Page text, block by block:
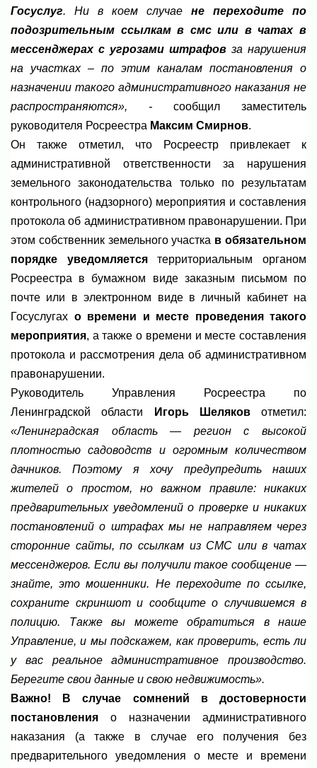
Госуслуг. Ни в коем случае не переходите по
подозрительным ссылкам в смс или в чатах в
мессенджерах с угрозами штрафов за нарушения
на участках – по этим каналам постановления о
назначении такого административного наказания не
распространяются», - сообщил заместитель
руководителя Росреестра Максим Смирнов.
Он также отметил, что Росреестр привлекает к
административной ответственности за нарушения
земельного законодательства только по результатам
контрольного (надзорного) мероприятия и составления
протокола об административном правонарушении. При
этом собственник земельного участка в обязательном
порядке уведомляетсятерриториальным органом
Росреестра в бумажном виде заказным письмом по
почте или в электронном виде в личный кабинет на
Госуслугах о времени и месте проведения такого
мероприятия, а также о времени и месте составления
протокола и рассмотрения дела об административном
правонарушении.
Руководитель Управления Росреестра по
Ленинградской области
Игорь Шеляковотметил:
«Ленинградская область — регион с высокой
плотностью садоводств и огромным количеством
дачников. Поэтому я хочу предупредить наших
жителей о простом, но важном правиле: никаких
предварительных уведомлений о проверке и никаких
постановлений о штрафах мы не направляем через
сторонние сайты, по ссылкам из СМС или в чатах
мессенджеров. Если вы получили такое сообщение —
знайте, это мошенники. Не переходите по ссылке,
сохраните скриншот и сообщите о случившемся в
полицию. Также вы можете обратиться в наше
Управление, и мы подскажем, как проверить, есть ли
у вас реальное административное производство.
Берегите свои данные и свою недвижимость».
Важно! В случае сомнений в достоверности
постановления о назначении административного
наказания (а также в случае его получения без
предварительного уведомления о месте и времени